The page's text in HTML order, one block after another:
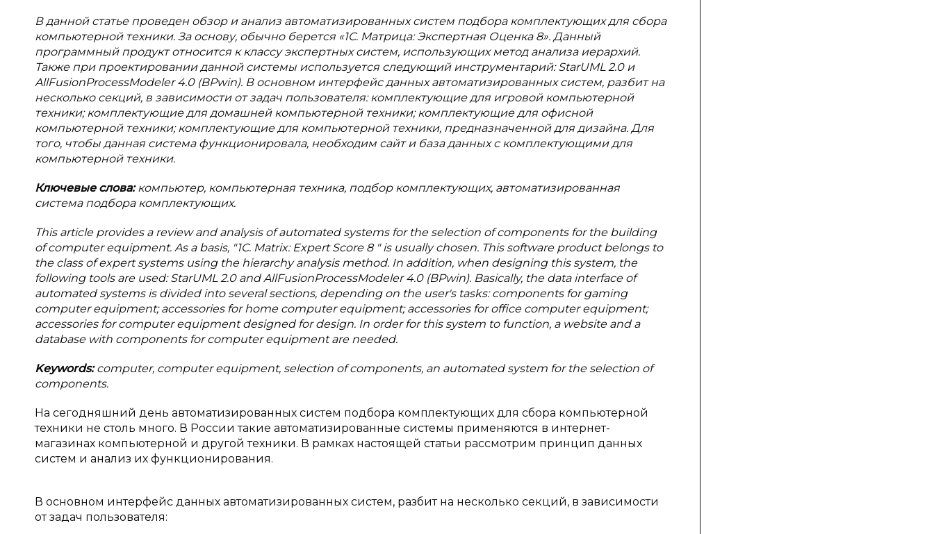
В данной статье проведен обзор и анализ автоматизированных систем подбора комплектующих для сбора
компьютерной техники. За основу, обычно берется «1С. Матрица: Экспертная Оценка 8». Данный
программный продукт относится к классу экспертных систем, использующих метод анализа иерархий.
Также при проектировании данной системы используется следующий инструментарий: StarUML 2.0 и
AllFusionProcessModeler 4.0 (BPwin). В основном интерфейс данных автоматизированных систем, разбит на
несколько секций, в зависимости от задач пользователя: комплектующие для игровой компьютерной
техники; комплектующие для домашней компьютерной техники; комплектующие для офисной
компьютерной техники; комплектующие для компьютерной техники, предназначенной для дизайна. Для
того, чтобы данная система функционировала, необходим сайт и база данных с комплектующими для
компьютерной техники.
Ключевые слова:компьютер, компьютерная техника, подбор комплектующих, автоматизированная
система подбора комплектующих.
This article provides a review and analysis of automated systems for the selection of components for the building
of computer equipment. As a basis, "1C. Matrix: Expert Score 8 " is usually chosen. This software product belongs to
the class of expert systems using the hierarchy analysis method. In addition, when designing this system, the
following tools are used: StarUML 2.0 and AllFusionProcessModeler 4.0 (BPwin). Basically, the data interface of
automated systems is divided into several sections, depending on the user's tasks: components for gaming
computer equipment; accessories for home computer equipment; accessories for office computer equipment;
accessories for computer equipment designed for design. In order for this system to function, a website and a
database with components for computer equipment are needed.
Keywords:computer, computer equipment, selection of components, an automated system for the selection of
components.
На сегодняшний день автоматизированных систем подбора комплектующих для сбора компьютерной
техники не столь много. В России такие автоматизированные системы применяются в интернет-
магазинах компьютерной и другой техники. В рамках настоящей статьи рассмотрим принцип данных
систем и анализ их функционирования.
В основном интерфейс данных автоматизированных систем, разбит на несколько секций, в зависимости
от задач пользователя: